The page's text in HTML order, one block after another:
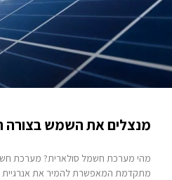
מנצלים את השמש בצורה
מהי מערכת חשמל סולארית? מערכת
מתקדמת המאפשרת להמיר את אנרגיית